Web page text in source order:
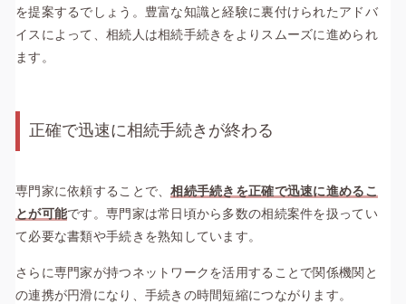
を提案するでしょう。豊富な知識と経験に裏付けられたアドバ
イスによって、相続人は相続手続きをよりスムーズに進められ
ます。
正確で迅速に相続手続きが終わる
専門家に依頼することで、相続手続きを正確で迅速に進めるこ
とが可能です。専門家は常日頃から多数の相続案件を扱ってい
て必要な書類や手続きを熟知しています。
さらに専門家が持つネットワークを活用することで関係機関と
の連携が円滑になり、手続きの時間短縮につながります。